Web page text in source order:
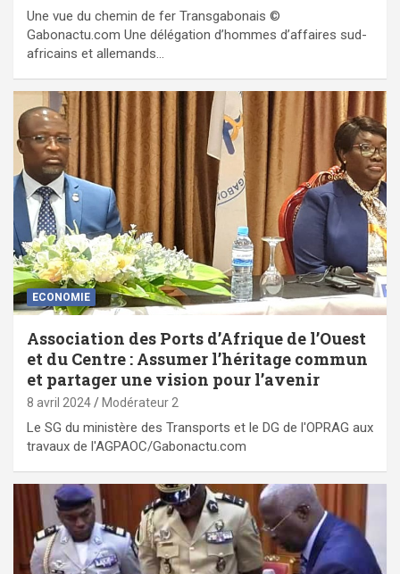
Une vue du chemin de fer Transgabonais ©
Gabonactu.com Une délégation d’hommes d’affaires sud-
africains et allemands…
ECONOMIE
Association des Ports d’Afrique de l’Ouest
et du Centre : Assumer l’héritage commun
et partager une vision pour l’avenir
8 avril 2024 Modérateur 2
Le SG du ministère des Transports et le DG de l'OPRAG aux
travaux de l'AGPAOC/Gabonactu.com